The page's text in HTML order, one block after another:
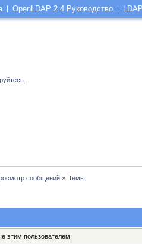
сообщений» Темы
этим пользователем.
OpenLDAP 2.4 Руководство